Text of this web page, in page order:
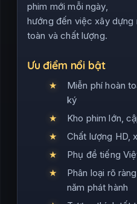
phim mới mỗi ngày,
hướng đến việc xây dựng
toàn và chất lượng.
Ưu điểm nổi bật
Miễn phí hoàn
ký
Kho phim lớn,
Chất lượng HD,
Phụ đề tiếng
Phân loại rõ
năm phát hành